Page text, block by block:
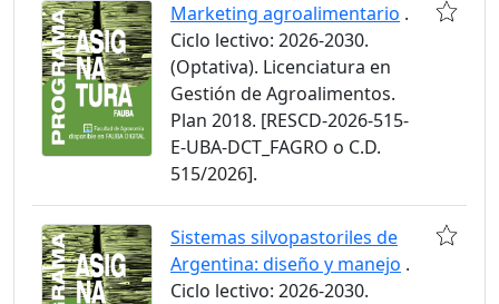
Marketing agroalimentario .
Ciclo lectivo: 2026-2030.
(Optativa). Licenciatura en
Gestión de Agroalimentos.
Plan 2018. [RESCD-2026-515-
E-UBA-DCT_FAGRO o C.D.
515/2026].
Sistemas silvopastoriles de
Argentina: diseño y manejo .
Ciclo lectivo: 2026-2030.